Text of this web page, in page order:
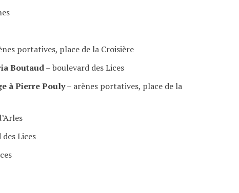
portatives, place de la Croisière
Boutaud– boulevard des Lices
à Pierre Pouly– arènes portatives, place de la
Lices